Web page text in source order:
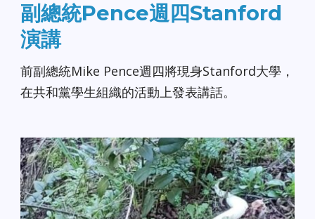
副總統Pence週四Stanford
演講
前副總統Mike Pence週四將現身Stanford大學，
在共和黨學生組織的活動上發表講話。